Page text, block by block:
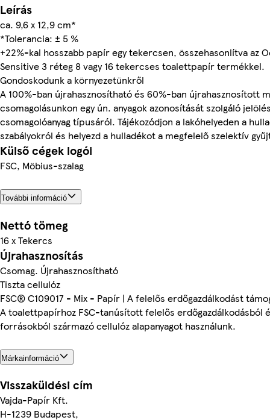
Leírás
ca. 9,6 x 12,9 cm*
*Tolerancia: ± 5 %
+22%-kal hosszabb papír egy tekercsen, összehasonlítva az
Sensitive 3 réteg 8 vagy 16 tekercses toalettpapír termékkel.
Gondoskodunk a környezetünkről
A 100%-ban újrahasznosítható és 60%-ban újrahasznosított
csomagolásunkon egy ún. anyagok azonosítását szolgáló
csomagolóanyag típusáról. Tájékozódjon a lakóhelyeden a
szabályokról és helyezd a hulladékot a megfelelő szelektív
Külső cégek logói
FSC, Möbius-szalag
További információ
Nettó tömeg
16 x Tekercs
Újrahasznosítás
Csomag. Újrahasznosítható
Tiszta cellulóz
FSC® C109017 - Mix - Papír | A felelős erdőgazdálkodást
A toalettpapírhoz FSC-tanúsított felelős erdőgazdálkodásból
forrásokból származó cellulóz alapanyagot használunk.
Márkainformáció
Visszaküldési cím
Vajda-Papír Kft.
H-1239 Budapest,